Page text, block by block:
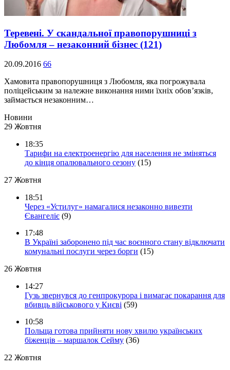
Теревені. У скандальної правопорушниці з
Любомля – незаконний бізнес (121)
20.09.2016 66
Хамовита правопорушниця з Любомля, яка погрожувала
поліцейським за належне виконання ними їхніх обов’язків,
займається незаконним…
Новини
29 Жовтня
18:35
Тарифи на електроенергію для населення не зміняться
до кінця опалювального сезону (15)
27 Жовтня
18:51
Через «Устилуг» намагалися незаконно вивезти
Євангеліє (9)
17:48
В Україні заборонено під час воєнного стану відключати
комунальні послуги через борги (15)
26 Жовтня
14:27
Гузь звернувся до генпрокурора і вимагає покарання для
вбивць військового у Києві (59)
10:58
Польща готова прийняти нову хвилю українських
біженців – маршалок Сейму (36)
22 Жовтня